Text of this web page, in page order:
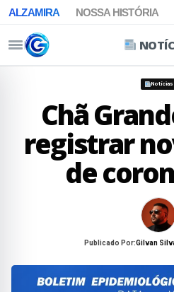
ALZAMIRA NOSSA HISTÓRIA
Notícias
Chã
registrar
de
Publicado Por:Gilvan